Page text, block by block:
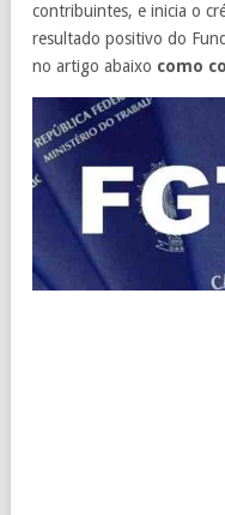
contribuintes, e inicia o
resultado positivo do
no artigo abaixo como